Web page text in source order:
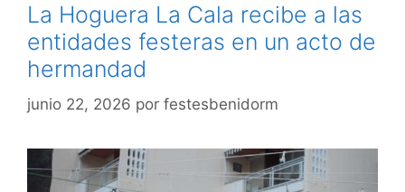
La Hoguera La Cala recibe a las
entidades festeras en un acto de
hermandad
junio 22, 2026 por festesbenidorm